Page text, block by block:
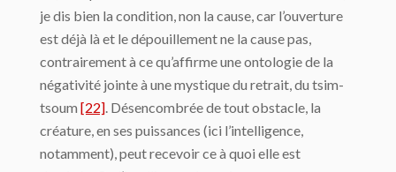
je dis bien la condition, non la cause, car l’ouverture
est déjà là et le dépouillement ne la cause pas,
contrairement à ce qu’affirme une ontologie de la
négativité jointe à une mystique du retrait, du tsim-
tsoum [22]. Désencombrée de tout obstacle, la
créature, en ses puissances (ici l’intelligence,
notamment), peut recevoir ce à quoi elle est